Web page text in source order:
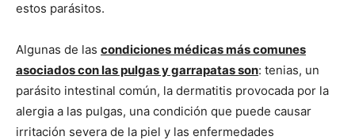
estos parásitos.
Algunas de las condiciones médicas más comunes
asociados con las pulgas y garrapatas son: tenias, un
parásito intestinal común, la dermatitis provocada por la
alergia a las pulgas, una condición que puede causar
irritación severa de la piel y las enfermedades